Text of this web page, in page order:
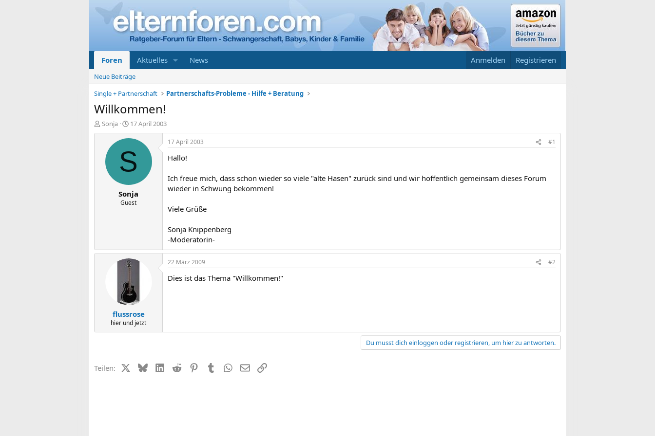
Foren Aktuelles News Anmelden Registrieren
Neue Beiträge
Single + Partnerschaft
Partnerschafts-Probleme - Hilfe + Beratung
Willkommen!
E
r
Sonja
E
r
s
t
e
t
a
m
17 April 2003
S
Sonja
Guest
17 April 2003 #1
Hallo!
Ich freue mich, dass schon wieder so viele "alte Hasen" zurück sind und wir hoffentlich gemeinsam dieses Forum
wieder in Schwung bekommen!
Viele Grüße
Sonja Knippenberg
-Moderatorin-
flussrose
hier und jetzt
22 März 2009 #2
Dies ist das Thema "Willkommen!"
Du musst dich einloggen oder registrieren, um hier zu antworten.
Teilen: X (Twitter)
BlueskyLinkedIn
Reddit PinterestTumblrWhatsApp
E-MailLink